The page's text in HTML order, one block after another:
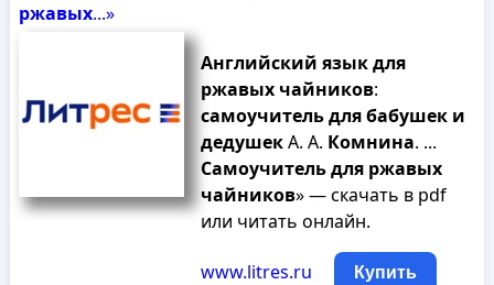
ржавых...»
Английский языкдля
ржавых чайников:
самоучительдлябабушек и
дедушекА. А. Комнина. ...
Самоучительдля ржавых
чайников» — скачать в pdf
или читать онлайн.
www.litres.ru Купить